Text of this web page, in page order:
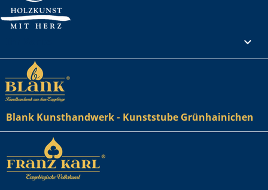

Blank Kunsthandwerk - Kunststube Grünhainichen